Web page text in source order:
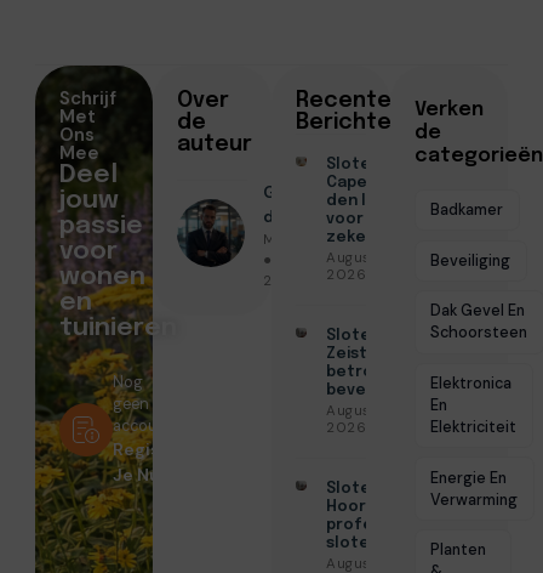
Over
de
auteur
Geschreven
door
Menno Maas
● Januari 15,
2026
Recente
Berichten
Slotenmaker
Capelle aan
den IJssel
voor
zekerheid
Augustus 3,
2026
Slotenmaker
Zeist voor
betrouwbare
beveiliging
Augustus 3,
2026
Slotenmaker
Hoorn voor
professionele
slotenservice
Augustus 3,
Verken
de
categorieën
Badkamer
Beveiliging
Dak Gevel En
Schoorsteen
Elektronica
En
Elektriciteit
Energie En
Verwarming
Planten
Schrijf
Met
Ons
Mee
Deel
jouw
passie
voor
wonen
en
tuinieren
Nog
geen
account?
Registreer
Je Nu!